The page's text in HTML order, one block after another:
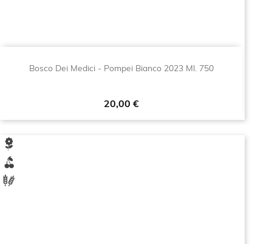
Bosco Dei Medici - Pompei Bianco 2023 Ml. 750
Prezzo
20,00 €